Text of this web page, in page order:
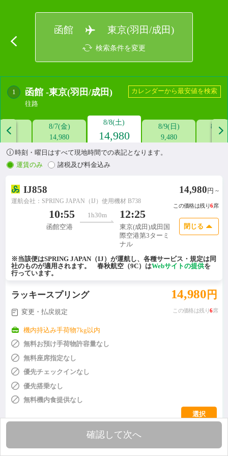
函館 東京(羽田/成田)
検索条件を変更
1 函館 -東京(羽田/成田)
往路
カレンダーから最安値を検索

木)
8/7(金)
14,980
8/8(土)
14,980
8/9(日)
9,480
8/10(

時刻・曜日はすべて現地時間での表記となります。
運賃のみ
諸税及び料金込み
IJ858 14,980円 ~
運航会社：SPRING JAPAN（IJ） 使用機材 B738
10:55
函館空港
1h30m
 12:25
東京(成田)成田国
際空港第3ターミ
ナル
※当該便はSPRING JAPAN（IJ）が運航し、各種サービス・規定は同
社のものが適用されます。 春秋航空（9C）はWebサイトの提供を
行っています。
この価格は残り6席
閉じる
ラッキースプリング 14,980 円
この価格は残り6席
 変更・払戻規定
 機内持込み手荷物7kg以内
 無料お預け手荷物許容量なし
 無料座席指定なし
 優先チェックインなし
 優先搭乗なし
 無料機内食提供なし
選択
確認して次へ